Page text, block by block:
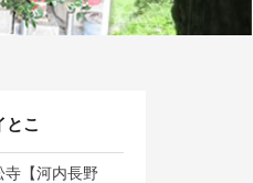
とこ
寺【河内長野